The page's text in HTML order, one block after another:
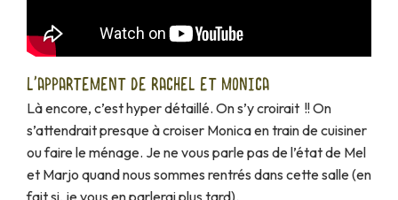
L'APPARTEMENT DE RACHEL ET MONICA
Là encore, c’est hyper détaillé. On s’y croirait !! On
s’attendrait presque à croiser Monica en train de cuisiner
ou faire le ménage. Je ne vous parle pas de l’état de Mel
et Marjo quand nous sommes rentrés dans cette salle (en